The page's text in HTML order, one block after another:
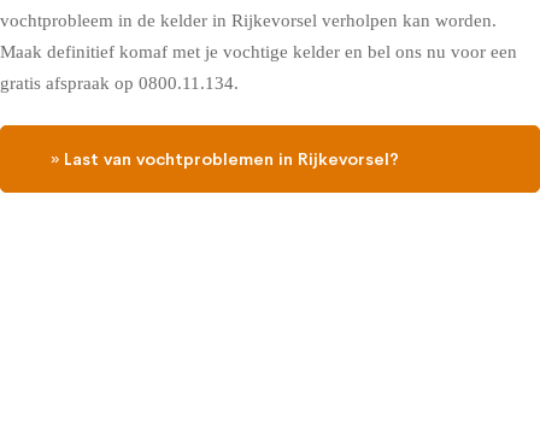
vochtprobleem in de kelder in Rijkevorsel verholpen kan worden.
Maak definitief komaf met je vochtige kelder en bel ons nu voor een
gratis afspraak op 0800.11.134.
» Last van vochtproblemen in Rijkevorsel?